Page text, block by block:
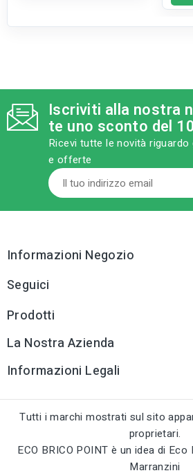
Scheda dati close
P.T.
Iscriviti alla nostra
te uno sconto del
Ricevi tutte le novità
e offerte
Informazioni Negozio
Seguici
Prodotti
La Nostra Azienda
Informazioni Legali
Tutti i marchi mostrati sul sito
proprietari.
ECO BRICO POINT è un idea di
Marranzini